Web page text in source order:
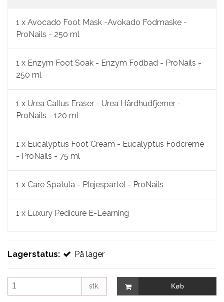
1 x Avocado Foot Mask -Avokado Fodmaske -
ProNails - 250 ml
1 x Enzym Foot Soak - Enzym Fodbad - ProNails -
250 ml
1 x Urea Callus Eraser - Urea Hårdhudfjerner -
ProNails - 120 ml
1 x Eucalyptus Foot Cream - Eucalyptus Fodcreme
- ProNails - 75 ml
1 x Care Spatula - Plejespartel - ProNails
1 x Luxury Pedicure E-Learning
Lagerstatus: På lager
stk. Køb